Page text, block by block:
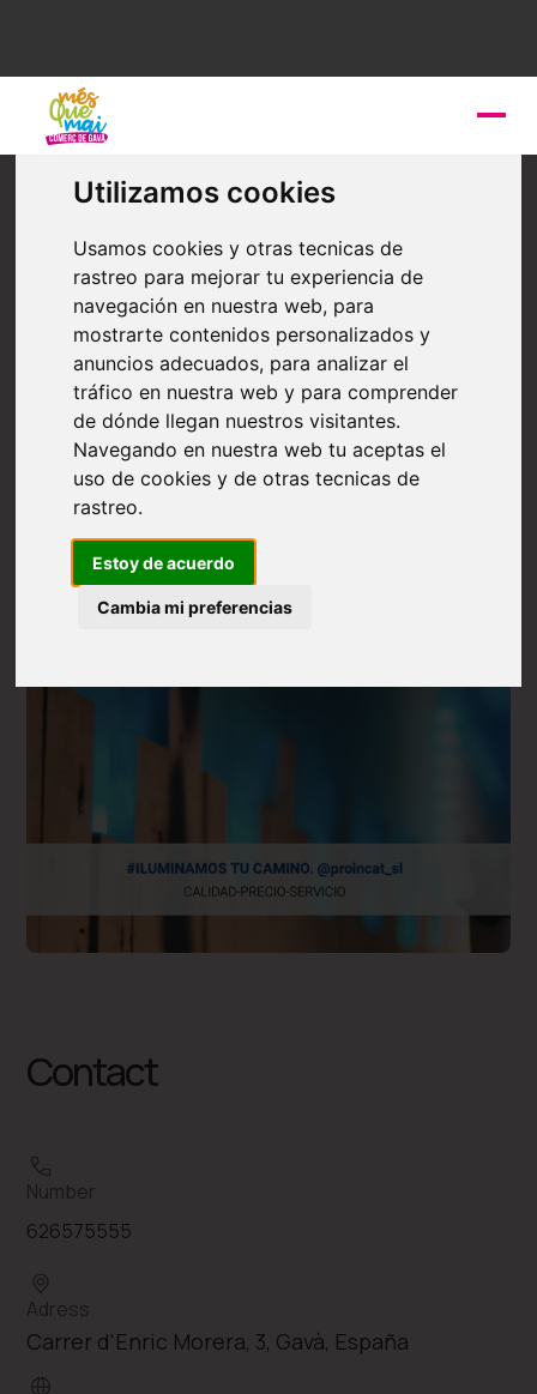
Utilizamos cookies
Usamos cookies y otras tecnicas de
rastreo para mejorar tu experiencia de
navegación en nuestra web, para
mostrarte contenidos personalizados y
anuncios adecuados, para analizar el
tráfico en nuestra web y para comprender
de dónde llegan nuestros visitantes.
Navegando en nuestra web tu aceptas el
uso de cookies y de otras tecnicas de
rastreo.
Estoy de acuerdo
Cambia mi preferencias
Services for the home
PROINCAT (Projectes i
Instal·lacions Catalunya,
S.L.)
Somos una empresa con más de 30 años de
experiencia en el sector de la instalación y reformas
integrales en viviendas, locales comerciales y naves
industriales. Nuestra gran experiencia adquirida a lo
largo de los años nos hace dar una garantía de todos y
cada uno de los trabajos realizados.
Contact
Number
626575555
Adress
Carrer d'Enric Morera, 3, Gavà, España